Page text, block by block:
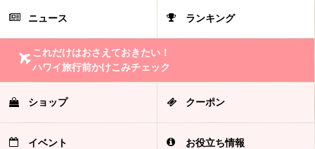
ニュース ランキング
これだけはおさえておきたい！
ハワイ旅行前かけこみチェック
ショップ クーポン
イベント お役立ち情報